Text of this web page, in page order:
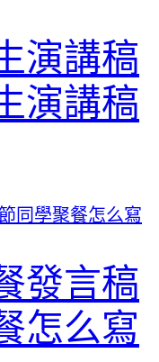
演講稿
演講稿
發言稿
怎么寫